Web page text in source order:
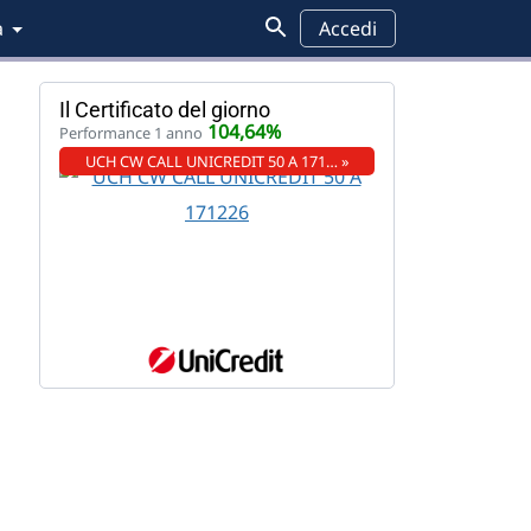
Accedi
Il Certificato del giorno
Performance 1 anno 104,64%
UCH CW CALL UNICREDIT 50 A 171… »